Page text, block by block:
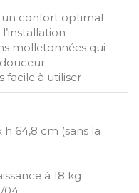
un confort optimal
molletonnées qui
facile à utiliser
64,8 cm (sans la
à 18 kg